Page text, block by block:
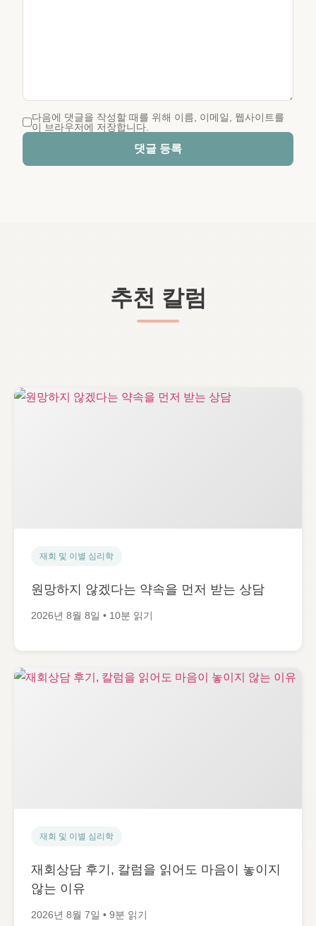
다음에 댓글을 작성할 때를 위해 이름, 이메일, 웹사이트를
이 브라우저에 저장합니다.
댓글 등록
추천 칼럼
재회 및 이별 심리학
원망하지 않겠다는 약속을 먼저 받는 상담
2026년 8월 8일 • 10분 읽기
재회 및 이별 심리학
재회상담 후기, 칼럼을 읽어도 마음이 놓이지
않는 이유
2026년 8월 7일 • 9분 읽기